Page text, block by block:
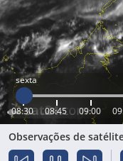
sexta
08:30 08:45 09:00
Observações de